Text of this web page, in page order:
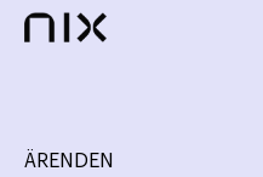
ÄRENDEN